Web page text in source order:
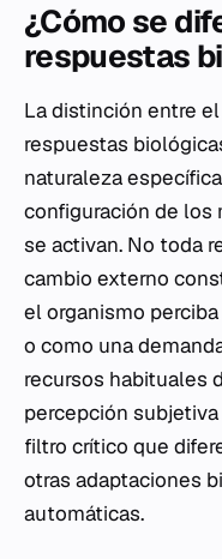
¿Cómo se
respuestas
La distinción entre
respuestas
naturaleza
configuración de los
se activan. No toda
cambio externo
el organismo
o como una
recursos habituales
percepción
filtro crítico que
otras adaptaciones
automáticas.